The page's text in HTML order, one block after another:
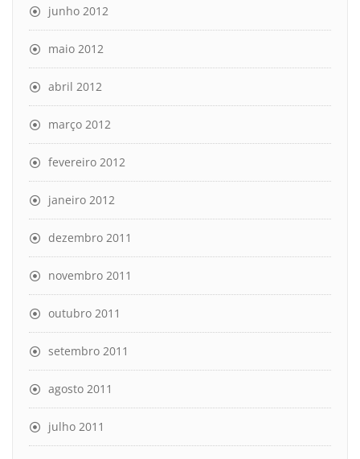
junho 2012
maio 2012
abril 2012
março 2012
fevereiro 2012
janeiro 2012
dezembro 2011
novembro 2011
outubro 2011
setembro 2011
agosto 2011
julho 2011